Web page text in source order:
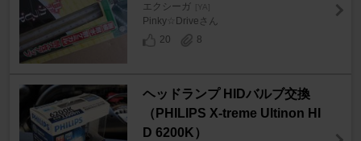
エクシーガ [YA]
Pinky☆Driveさん
20
8
ヘッドランプ HIDバルブ交換
（PHILIPS X-treme Ultinon HI
D 6200K）